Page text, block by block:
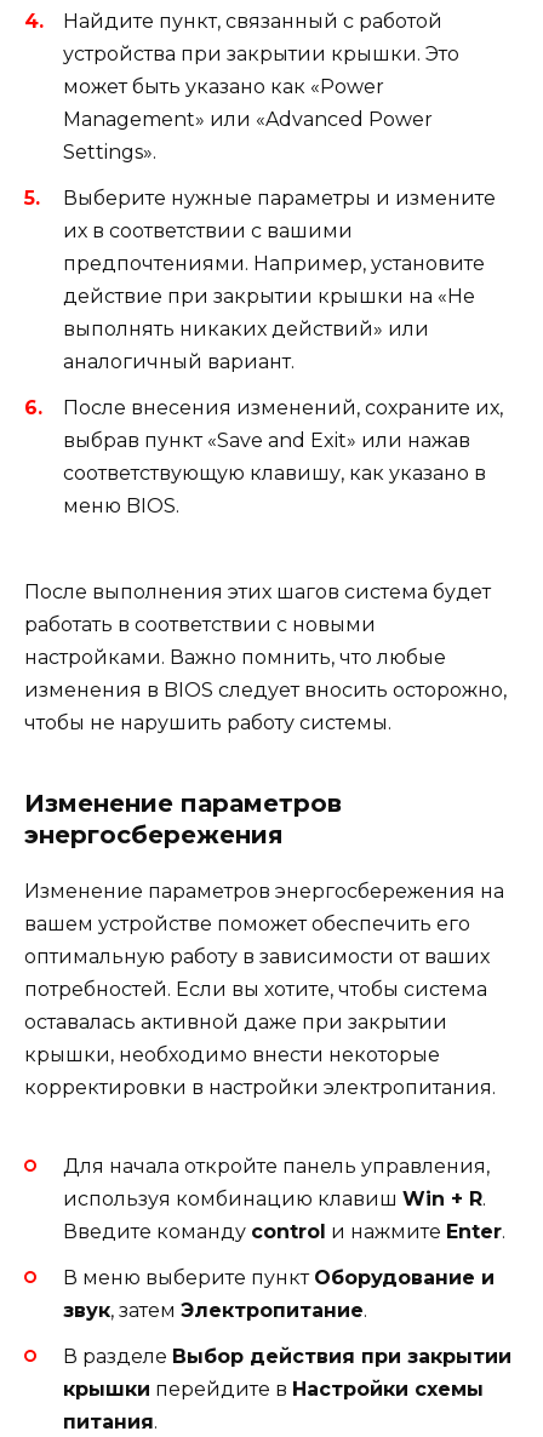
Найдите пункт, связанный с работой
устройства при закрытии крышки. Это
может быть указано как «Power
Management» или «Advanced Power
Settings».
Выберите нужные параметры и измените
их в соответствии с вашими
предпочтениями. Например, установите
действие при закрытии крышки на «Не
выполнять никаких действий» или
аналогичный вариант.
После внесения изменений, сохраните их,
выбрав пункт «Save and Exit» или нажав
соответствующую клавишу, как указано в
меню BIOS.
После выполнения этих шагов система будет
работать в соответствии с новыми
настройками. Важно помнить, что любые
изменения в BIOS следует вносить осторожно,
чтобы не нарушить работу системы.
Изменение параметров
энергосбережения
Изменение параметров энергосбережения на
вашем устройстве поможет обеспечить его
оптимальную работу в зависимости от ваших
потребностей. Если вы хотите, чтобы система
оставалась активной даже при закрытии
крышки, необходимо внести некоторые
корректировки в настройки электропитания.
Для начала откройте панель управления,
используя комбинацию клавиш Win + R.
Введите команду control и нажмите Enter.
В меню выберите пункт Оборудование и
звук, затем Электропитание.
В разделе Выбор действия при закрытии
крышки перейдите в Настройки схемы
питания.